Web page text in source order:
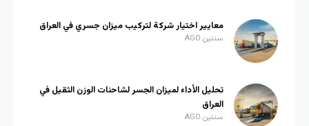
معايير اختيار شركة لتركيب ميزان جسري في العراق
سنتين AGO
تحليل الأداء لميزان الجسر لشاحنات الوزن الثقيل في
العراق
سنتين AGO